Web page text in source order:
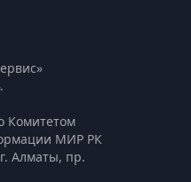
Комитетом
МИР РК
Алматы, пр.